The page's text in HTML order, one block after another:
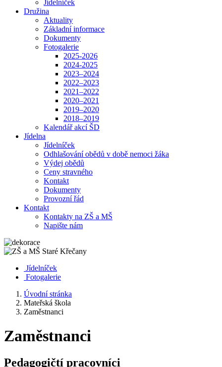
Jídelníček
Družina
Aktuality
Základní informace
Dokumenty
Fotogalerie
2025-2026
2024-2025
2023–2024
2022–2023
2021–2022
2020–2021
2019–2020
2018–2019
Kalendář akcí ŠD
Jídelna
Jídelníček
Odhlašování obědů v době nemoci žáka
Výdej obědů
Ceny stravného
Kontakt
Dokumenty
Provozní řád
Kontakt
Kontakty na ZŠ a MŠ
Napište nám
Jídelníček
Fotogalerie
Úvodní stránka
Mateřská škola
Zaměstnanci
Zaměstnanci
Pedagogičtí pracovníci